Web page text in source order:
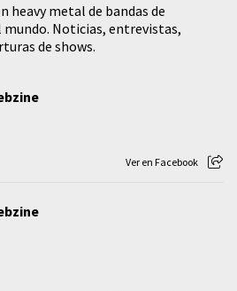
heavy metal de bandas de
Noticias, entrevistas,
de shows.
Ver en Facebook